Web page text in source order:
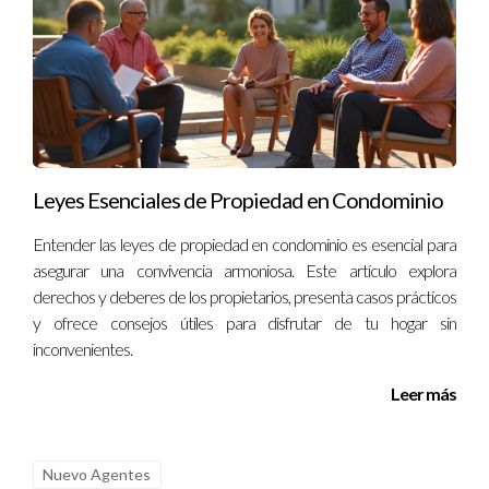
Tener un sitio web personal te permite mostrar tus
habilidades y experiencias, estableciendo así credibilidad ante
posibles clientes.
¿Cuánto cuesta crear un sitio web personal?
Los costos pueden variar dependiendo del diseño y las
funcionalidades que desees incluir; sin embargo, hay opciones
¿Qué tipo de contenido debo incluir?
Es recomendable incluir información sobre ti mismo, tus
servicios o productos, testimonios de clientes anteriores y
Leyes Esenciales de Propiedad en Condominio
Entender las leyes de propiedad en condominio es esencial para
asegurar una convivencia armoniosa. Este artículo explora
derechos y deberes de los propietarios, presenta casos prácticos
y ofrece consejos útiles para disfrutar de tu hogar sin
inconvenientes.
Leer más
Nuevo Agentes